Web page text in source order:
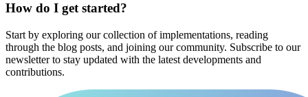
How do I get started?
Start by exploring our collection of implementations, reading
through the blog posts, and joining our community. Subscribe to our
newsletter to stay updated with the latest developments and
contributions.